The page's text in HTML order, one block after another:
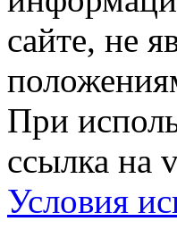
сайте, не
При
ссылка на
Условия